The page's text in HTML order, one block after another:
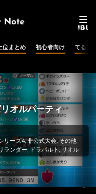
位まとめ 初心者向け てるチ
オルパーティ
リーズ4,非公式大会,その他
ランダー,ドラパルト,リオル